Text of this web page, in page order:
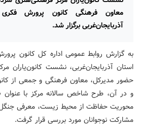
معاون فرهنگی کانون پرورش فکری
آذربایجان‌غربی برگزار شد.
به گزارش روابط عمومی اداره کل کانون
استان آذربایجان‌غربی، نشست کانون‌یاران
حضور مدیرکل، معاون فرهنگی و جمعی از
و در آن، طرح شاخص سالانه مرکز با عنوان
محوریت حفاظت از محیط زیست، معرفی
مشارکت نوجوانان مورد بررسی قرار گرفت.